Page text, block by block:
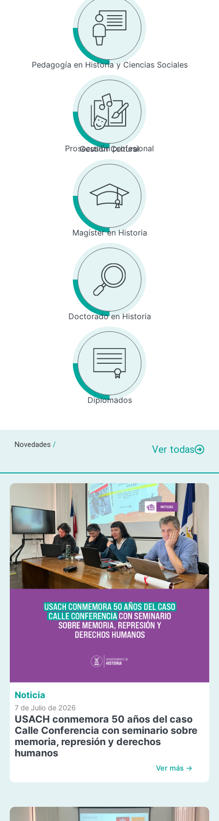
Pedagogía en Historia y Ciencias Sociales
Prosecusión profesional
Gestión Cultural
Magíster en Historia
Doctorado en Historia
Diplomados
Novedades / Ver todas
Noticia
7 de Julio de 2026
USACH conmemora 50 años del caso
Calle Conferencia con seminario sobre
memoria, represión y derechos
humanos
Ver más →